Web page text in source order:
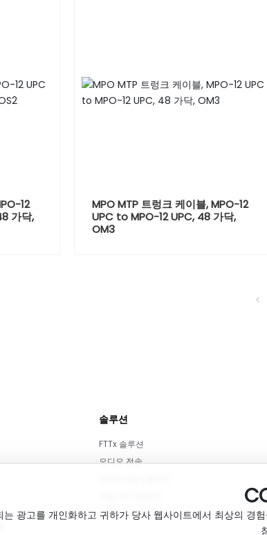
12
가닥,
MPO MTP 트렁크 케이블, MPO-12
UPC to MPO-12 UPC, 48 가닥,
OM3
<
솔루션
FTTx 솔루션
오디오 전송
광고를 개인화하고 귀하가 당사 웹사이트에서 최상의